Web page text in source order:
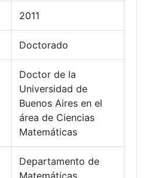
2011
Doctorado
Doctor de la
Universidad de
Buenos Aires en el
área de Ciencias
Matemáticas
Departamento de